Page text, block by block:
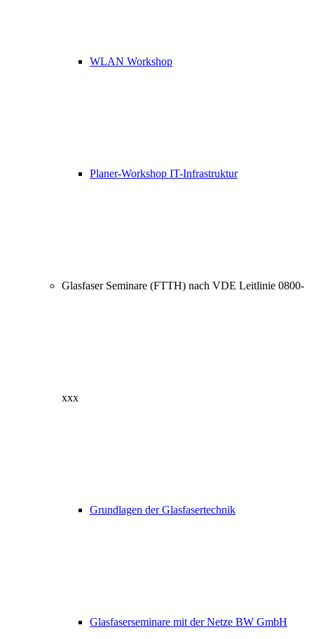
WLAN Workshop
Planer-Workshop IT-Infrastruktur
Glasfaser Seminare (FTTH) nach VDE Leitlinie 0800-
xxx
Grundlagen der Glasfasertechnik
Glasfaserseminare mit der Netze BW GmbH